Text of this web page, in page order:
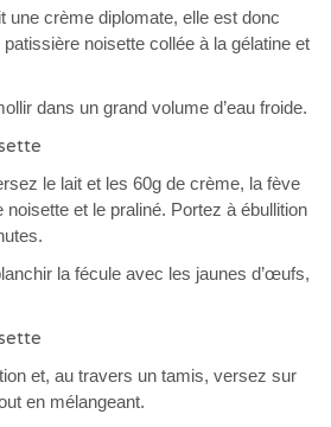
une crème diplomate, elle est donc
noisette collée à la gélatine et
dans un grand volume d’eau froide.
le lait et les 60g de crème, la fève
noisette et le praliné. Portez à ébullition
la fécule avec les jaunes d’œufs,
et, au travers un tamis, versez sur
en mélangeant.